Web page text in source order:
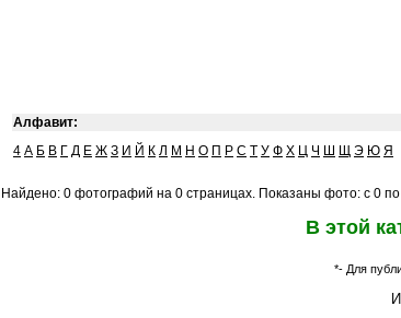
Алфавит:
4 А Б В Г Д Е Ж З И Й К Л М Н О П Р С Т У Ф Х Ц Ч Ш Щ Э Ю Я
Найдено: 0 фотографий на 0 страницах. Показаны фото: с 0
В этой
*- Для